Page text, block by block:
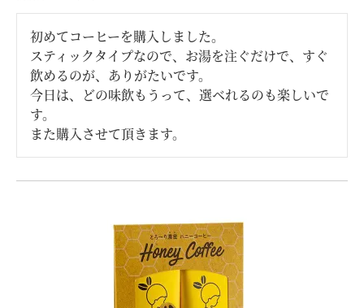
初めてコーヒーを購入しました。
スティックタイプなので、お湯を注ぐだけで、すぐ
飲めるのが、ありがたいです。
今日は、どの味飲もうって、選ベれるのも楽しいで
す。
また購入させて頂きます。